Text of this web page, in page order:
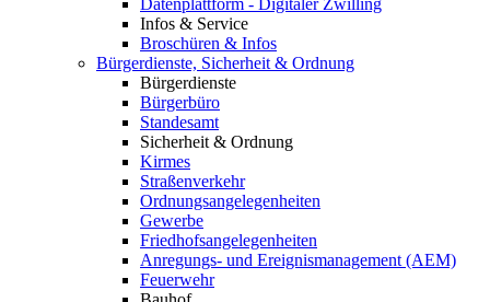
Datenplattform - Digitaler Zwilling
Infos & Service
Broschüren & Infos
Bürgerdienste, Sicherheit & Ordnung
Bürgerdienste
Bürgerbüro
Standesamt
Sicherheit & Ordnung
Kirmes
Straßenverkehr
Ordnungsangelegenheiten
Gewerbe
Friedhofsangelegenheiten
Anregungs- und Ereignismanagement (AEM)
Feuerwehr